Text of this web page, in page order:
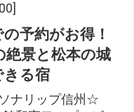
予約がお得！
絶景と松本の城
きる宿
ナリップ信州☆